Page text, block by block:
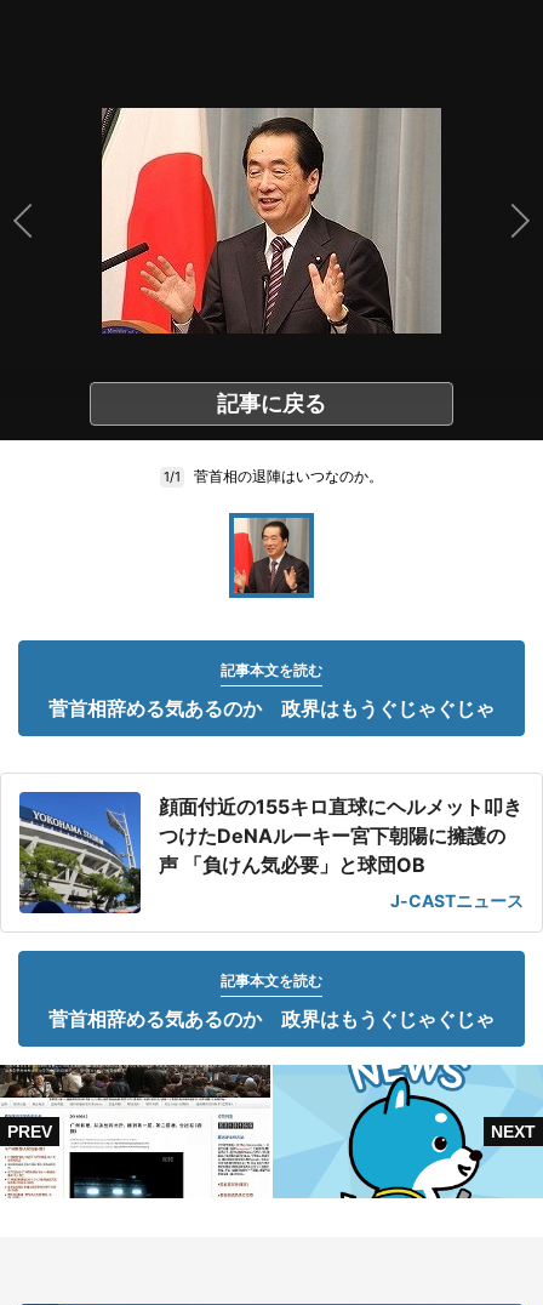
記事に戻る
1/1 菅首相の退陣はいつなのか。
記事本文を読む
菅首相辞める気あるのか 政界はもうぐじゃぐじゃ
顔面付近の155キロ直球にヘルメット叩き
つけたDeNAルーキー宮下朝陽に擁護の
声 「負けん気必要」と球団OB
J-CASTニュース
記事本文を読む
菅首相辞める気あるのか 政界はもうぐじゃぐじゃ